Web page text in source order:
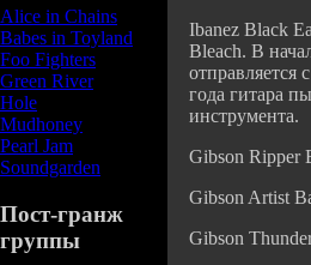
Alice in Chains
Babes in Toyland
Foo Fighters
Green River
Hole
Mudhoney
Pearl Jam
Soundgarden
Пост-гранж
группы
Ibanez Black
Bleach. В
года гитара
инструмента.
Gibson Ripper
Gibson Artist
Gibson